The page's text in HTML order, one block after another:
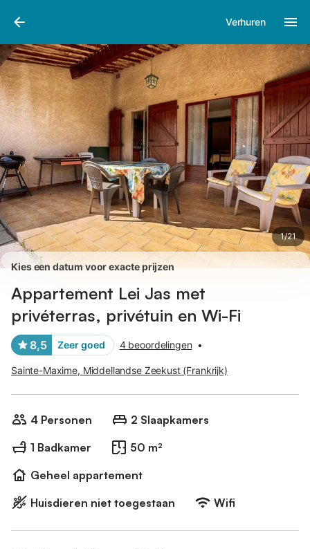
Verhuren
1/21
Afbeeldingen
Kies een datum voor exacte prijzen
Appartement Lei Jas met
privéterras, privétuin en Wi-Fi
8,5 Zeer goed 4 beoordelingen •
Sainte-Maxime, Middellandse Zeekust (Frankrijk)
4 Personen
2 Slaapkamers
1 Badkamer
50 m²
Geheel appartement
Huisdieren niet toegestaan
Wifi